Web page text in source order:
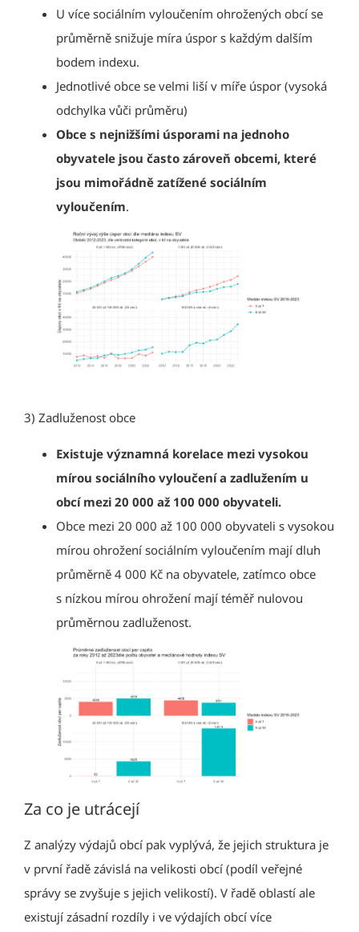
U více sociálním vyloučením ohrožených obcí se
průměrně snižuje míra úspor s každým dalším
bodem indexu.
Jednotlivé obce se velmi liší v míře úspor (vysoká
odchylka vůči průměru)
Obce s nejnižšími úsporami na jednoho
obyvatele jsou často zároveň obcemi, které
jsou mimořádně zatížené sociálním
vyloučením.
3) Zadluženost obce
Existuje významná korelace mezi vysokou
mírou sociálního vyloučení a zadlužením u
obcí mezi 20 000 až 100 000 obyvateli.
Obce mezi 20 000 až 100 000 obyvateli s vysokou
mírou ohrožení sociálním vyloučením mají dluh
průměrně 4 000 Kč na obyvatele, zatímco obce
s nízkou mírou ohrožení mají téměř nulovou
průměrnou zadluženost.
Za co je utrácejí
Z analýzy výdajů obcí pak vyplývá, že jejich struktura je
v první řadě závislá na velikosti obcí (podíl veřejné
správy se zvyšuje s jejich velikostí). V řadě oblastí ale
existují zásadní rozdíly i ve výdajích obcí více